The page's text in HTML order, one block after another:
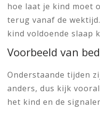
hoe laat je kind moet
terug vanaf de
kind voldoende slaap
Voorbeeld van
Onderstaande tijden
anders, dus kijk
het kind en de